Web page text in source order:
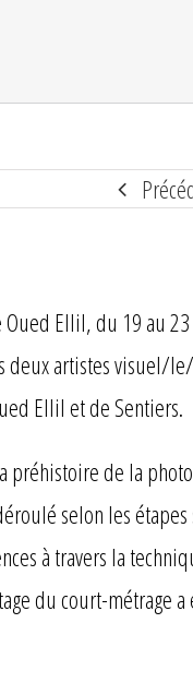
Ellil, du 19 au
artistes visuel/
Ellil et de Sentiers.
de la
selon les
à travers la
du court-métrage